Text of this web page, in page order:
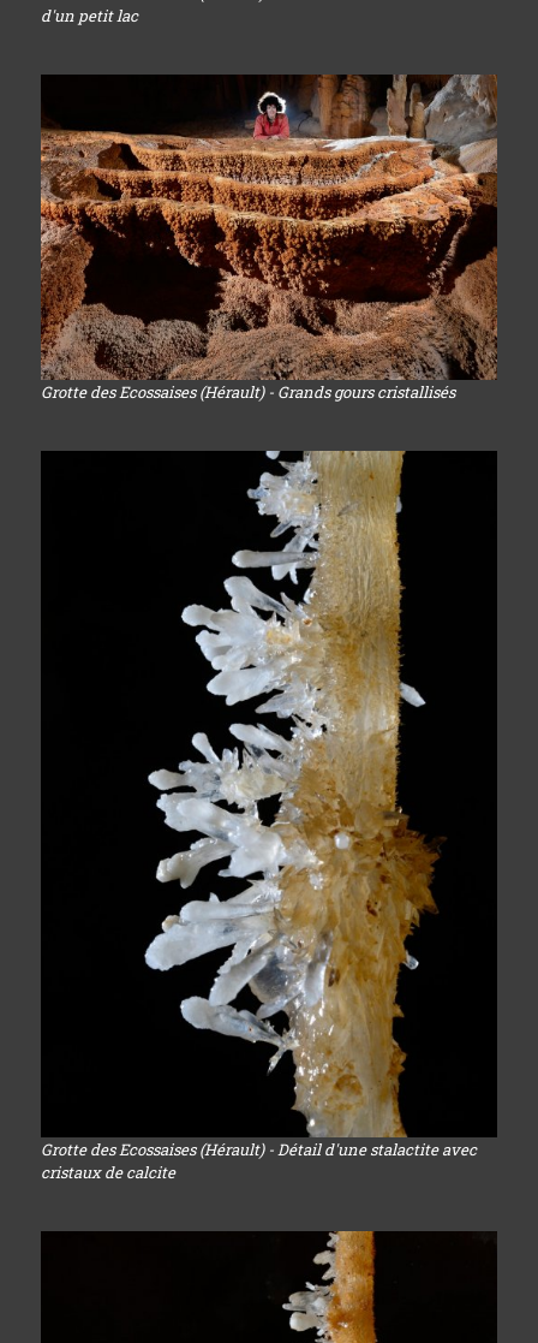
d'un petit lac
Grotte des Ecossaises (Hérault) - Grands gours cristallisés
Grotte des Ecossaises (Hérault) - Détail d'une stalactite avec
cristaux de calcite